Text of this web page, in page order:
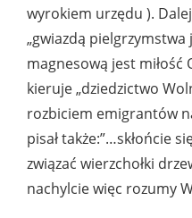
wyrokiem urzędu ).
„gwiazdą
magnesową jest miłość
kieruje „dziedzictwo
rozbiciem emigrantów
pisał także:”…skłońcie
związać wierzchołki
nachylcie więc rozumy